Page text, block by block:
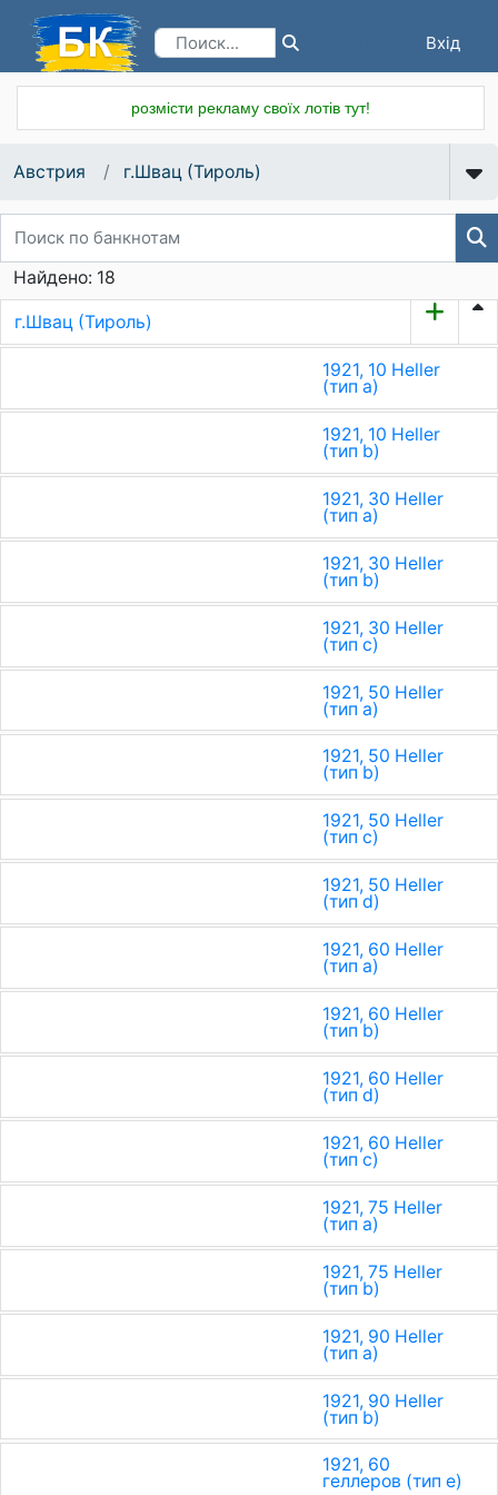
Вхід
розмісти рекламу своїх лотів тут!
Австрия г.Швац (Тироль)
Найдено: 18
г.Швац (Тироль)
1921, 10 Heller
(тип a)
1921, 10 Heller
(тип b)
1921, 30 Heller
(тип a)
1921, 30 Heller
(тип b)
1921, 30 Heller
(тип c)
1921, 50 Heller
(тип a)
1921, 50 Heller
(тип b)
1921, 50 Heller
(тип c)
1921, 50 Heller
(тип d)
1921, 60 Heller
(тип a)
1921, 60 Heller
(тип b)
1921, 60 Heller
(тип d)
1921, 60 Heller
(тип с)
1921, 75 Heller
(тип a)
1921, 75 Heller
(тип b)
1921, 90 Heller
(тип a)
1921, 90 Heller
(тип b)
1921, 60
геллеров (тип e)